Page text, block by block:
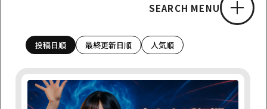
SEARCH MENU
カテゴリーで探す
アダルトアフィリエイト情報
アフィリエイトニュース
アフィリエイト基礎学習
お知らせ
投稿日順 最終更新日順 人気順